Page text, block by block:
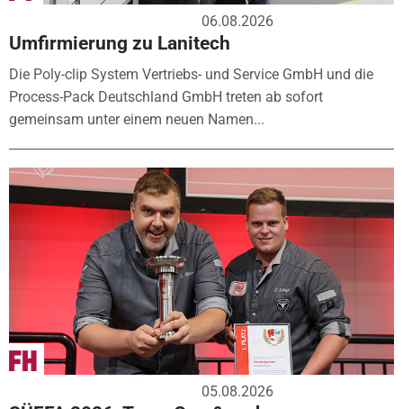
06.08.2026
Umfirmierung zu Lanitech
Die Poly-clip System Vertriebs- und Service GmbH und die
Process-Pack Deutschland GmbH treten ab sofort
gemeinsam unter einem neuen Namen...
05.08.2026